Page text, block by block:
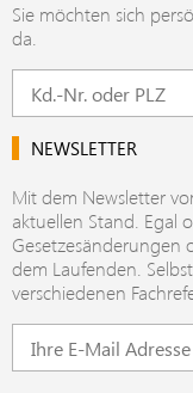
Sie möchten sich
da.
NEWSLETTER
Mit dem Newsletter
aktuellen Stand. Egal
Gesetzesänderungen
dem Laufenden.
verschiedenen